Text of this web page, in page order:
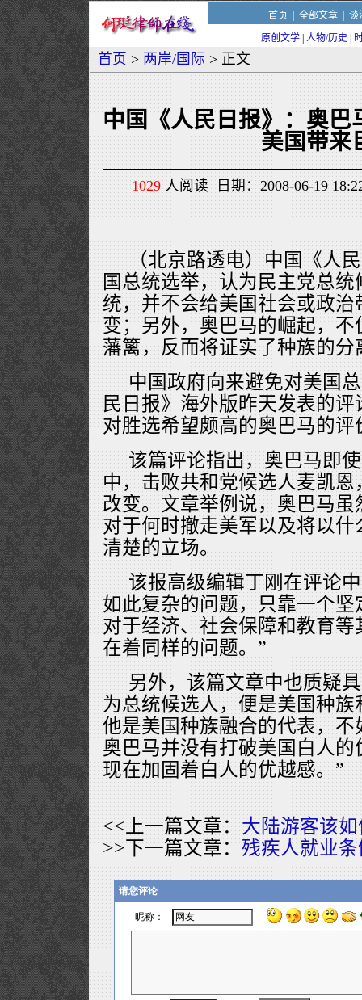
首页 全部文章| 谈
原创文学 人物/历史
首页 > 两岸/国际 > 正文
中国《人民日报》：奥巴
美国带来
1029人阅读 日期：2008-06-19
（北京路透电）中国《人
国总统选举，认为民主党总
统，并不会给美国社会或政
变；另外，奥巴马的崛起，
藩篱，反而将证实了种族的分
中国政府向来避免对美国
民日报》海外版昨天发表的
对胜选希望颇高的奥巴马的评
该篇评论指出，奥巴马即
中，击败共和党候选人麦凯
改变。文章举例说，奥巴马
对于何时撤走美军以及将以
清楚的立场。
该报高级编辑丁刚在评论
如此复杂的问题，只靠一个
对于经济、社会保障和教育
在着同样的问题。”
另外，该篇文章中也质疑
为总统候选人，便是美国种
他是美国种族融合的代表，
奥巴马并没有打破美国白人
现在加固着白人的优越感。”
<<上一篇文章：大陆游客该
>>下一篇文章：残疾人就业条